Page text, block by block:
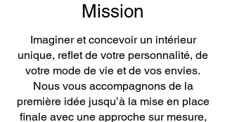
Mission
Imaginer et concevoir un intérieur
unique, reflet de votre personnalité, de
votre mode de vie et de vos envies.
Nous vous accompagnons de la
première idée jusqu’à la mise en place
finale avec une approche sur mesure,